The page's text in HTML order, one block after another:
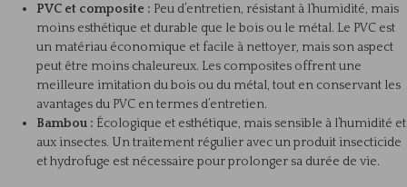
PVC et composite : Peu d’entretien, résistant à l’humidité, mais
moins esthétique et durable que le bois ou le métal. Le PVC est
un matériau économique et facile à nettoyer, mais son aspect
peut être moins chaleureux. Les composites offrent une
meilleure imitation du bois ou du métal, tout en conservant les
avantages du PVC en termes d’entretien.
Bambou : Écologique et esthétique, mais sensible à l’humidité et
aux insectes. Un traitement régulier avec un produit insecticide
et hydrofuge est nécessaire pour prolonger sa durée de vie.